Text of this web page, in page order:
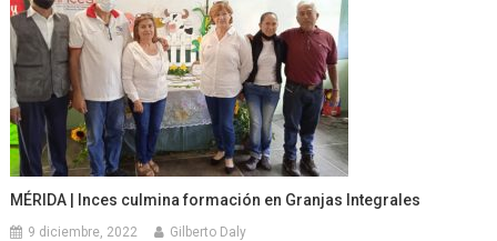
MÉRIDA | Inces culmina formación en Granjas Integrales
9 diciembre, 2022 Gilberto Daly